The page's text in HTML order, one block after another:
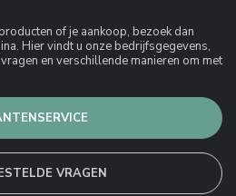
of je aankoop, bezoek dan
Hier vindt u onze bedrijfsgegevens,
en verschillende manieren om met
VRAGEN